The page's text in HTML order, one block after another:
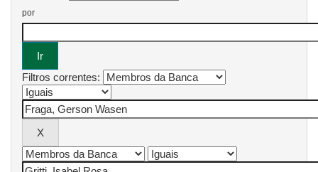
por
Filtros correntes: